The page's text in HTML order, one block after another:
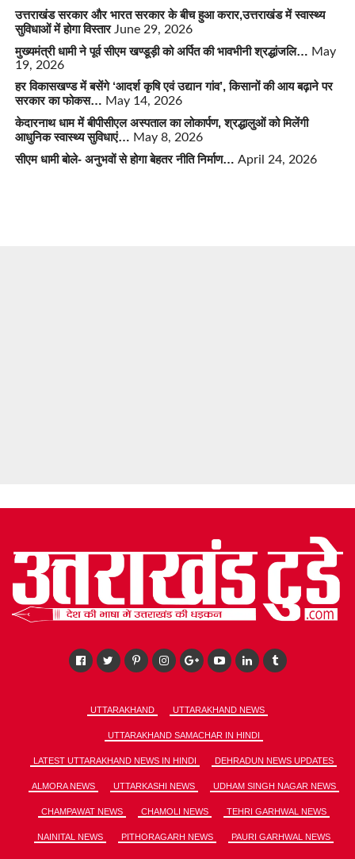
उत्तराखंड सरकार और भारत सरकार के बीच हुआ करार,उत्तराखंड में स्वास्थ्य
सुविधाओं में होगा विस्तार June 29, 2026
मुख्यमंत्री धामी ने पूर्व सीएम खण्डूड़ी को अर्पित की भावभीनी श्रद्धांजलि… May
19, 2026
हर विकासखण्ड में बसेंगे ‘आदर्श कृषि एवं उद्यान गांव’, किसानों की आय बढ़ाने पर
सरकार का फोकस… May 14, 2026
केदारनाथ धाम में बीपीसीएल अस्पताल का लोकार्पण, श्रद्धालुओं को मिलेंगी
आधुनिक स्वास्थ्य सुविधाएं… May 8, 2026
सीएम धामी बोले- अनुभवों से होगा बेहतर नीति निर्माण… April 24, 2026
UTTARAKHAND UTTARAKHAND NEWS
UTTARAKHAND SAMACHAR IN HINDI
LATEST UTTARAKHAND NEWS IN HINDI DEHRADUN NEWS UPDATES
ALMORA NEWS UTTARKASHI NEWS UDHAM SINGH NAGAR NEWS
CHAMPAWAT NEWS CHAMOLI NEWS TEHRI GARHWAL NEWS
NAINITAL NEWS PITHORAGARH NEWS PAURI GARHWAL NEWS